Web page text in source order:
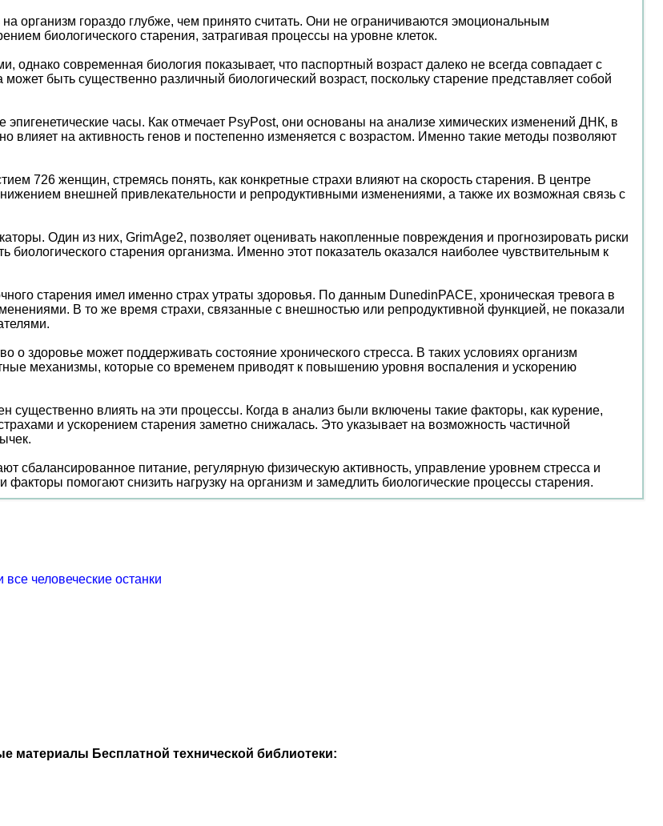
организм гораздо глубже, чем принято считать. Они не ограничиваются эмоциональным
биологического старения, затрагивая процессы на уровне клеток.
однако современная биология показывает, что паспортный возраст далеко не всегда совпадает с
быть существенно различный биологический возраст, поскольку старение представляет собой
часы. Как отмечает PsyPost, они основаны на анализе химических изменений ДНК, в
влияет на активность генов и постепенно изменяется с возрастом. Именно такие методы позволяют
726 женщин, стремясь понять, как конкретные страхи влияют на скорость старения. В центре
внешней привлекательности и репродуктивными изменениями, а также их возможная связь с
Один из них, GrimAge2, позволяет оценивать накопленные повреждения и прогнозировать риски
биологического старения организма. Именно этот показатель оказался наиболее чувствительным к
старения имел именно страх утраты здоровья. По данным DunedinPACE, хроническая тревога в
В то же время страхи, связанные с внешностью или репродуктивной функцией, не показали
о здоровье может поддерживать состояние хронического стресса. В таких условиях организм
механизмы, которые со временем приводят к повышению уровня воспаления и ускорению
существенно влиять на эти процессы. Когда в анализ были включены такие факторы, как курение,
и ускорением старения заметно снижалась. Это указывает на возможность частичной
сбалансированное питание, регулярную физическую активность, управление уровнем стресса и
помогают снизить нагрузку на организм и замедлить биологические процессы старения.
человеческие останки
материалы Бесплатной технической библиотеки: